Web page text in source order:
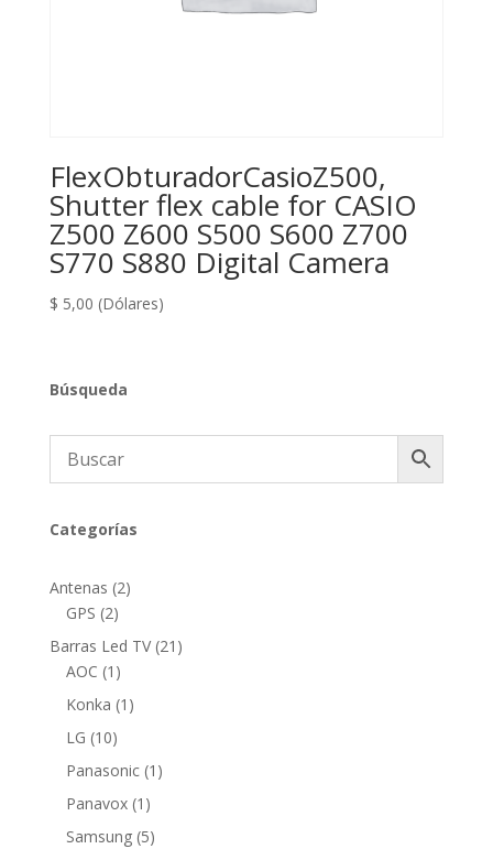
FlexObturadorCasioZ500,
Shutter flex cable for CASIO
Z500 Z600 S500 S600 Z700
S770 S880 Digital Camera
$ 5,00 (Dólares)
Búsqueda
Categorías
Antenas 22
GPS 22
productos
Barras Led TV 21 21
AOC 1 1
producto
Konka 1 1
LG 1010
productos
Panasonic 1 1
Panavox 1 1
producto
Samsung 55